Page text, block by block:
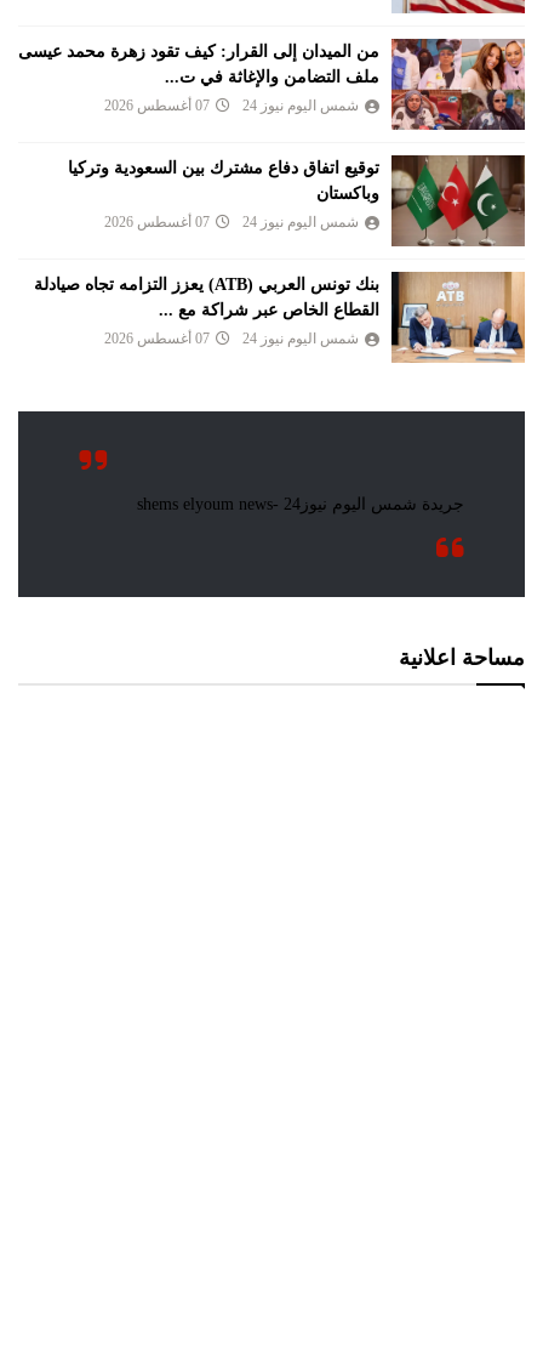
من الميدان إلى القرار: كيف تقود زهرة محمد عيسى
ملف التضامن والإغاثة في ت...
شمس اليوم نيوز 24 07 أغسطس 2026
توقيع اتفاق دفاع مشترك بين السعودية وتركيا
وباكستان
شمس اليوم نيوز 24 07 أغسطس 2026
بنك تونس العربي (ATB) يعزز التزامه تجاه صيادلة
القطاع الخاص عبر شراكة مع ...
شمس اليوم نيوز 24 07 أغسطس 2026
مساحة اعلانية